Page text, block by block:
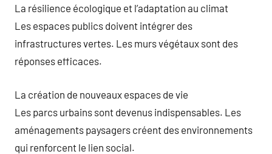
La résilience écologique et l’adaptation au climat
Les espaces publics doivent intégrer des
infrastructures vertes. Les murs végétaux sont des
réponses efficaces.
La création de nouveaux espaces de vie
Les parcs urbains sont devenus indispensables. Les
aménagements paysagers créent des environnements
qui renforcent le lien social.